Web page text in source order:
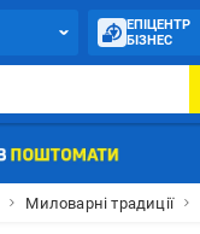
ЕПІЦЕНТР
БІЗНЕС
Миловарні традиції